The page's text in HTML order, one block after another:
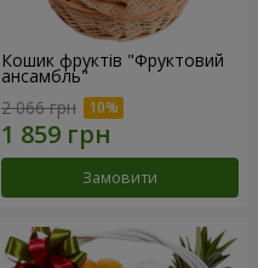
Кошик фруктів "Фруктовий
ансамбль"
2 066 грн
Замовити